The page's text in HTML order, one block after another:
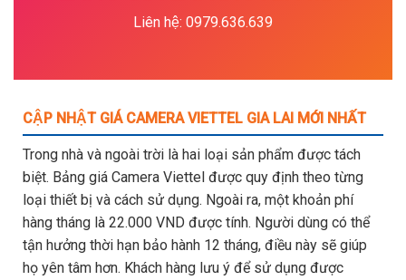
Liên hệ: 0979.636.639
CẬP NHẬT GIÁ CAMERA VIETTEL GIA LAI MỚI NHẤT
Trong nhà và ngoài trời là hai loại sản phẩm được tách
biệt. Bảng giá Camera Viettel được quy định theo từng
loại thiết bị và cách sử dụng. Ngoài ra, một khoản phí
hàng tháng là 22.000 VND được tính. Người dùng có thể
tận hưởng thời hạn bảo hành 12 tháng, điều này sẽ giúp
họ yên tâm hơn. Khách hàng lưu ý để sử dụng được